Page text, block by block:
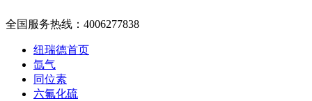
全国服务热线： 4006277838
纽瑞德首页
氙气
同位素
六氟化硫